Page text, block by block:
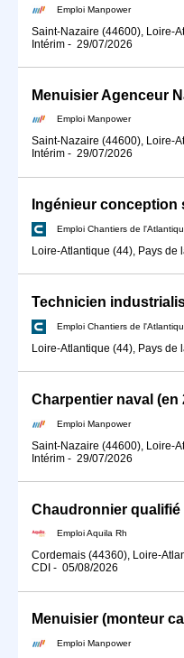
Emploi Manpower
Saint-Nazaire (44600), Loire-
Intérim - 29/07/2026
Menuisier Agenceur
Emploi Manpower
Saint-Nazaire (44600), Loire-
Intérim - 29/07/2026
Ingénieur conception
Emploi Chantiers de
Loire-Atlantique (44), Pays de
Emploi Chantiers de
Loire-Atlantique (44), Pays de
Charpentier naval (en
Emploi Manpower
Saint-Nazaire (44600), Loire-
Intérim - 29/07/2026
Chaudronnier qualifié
Emploi Aquila Rh
Cordemais (44360), Loire-
CDI - 05/08/2026
Menuisier (monteur
Emploi Manpower